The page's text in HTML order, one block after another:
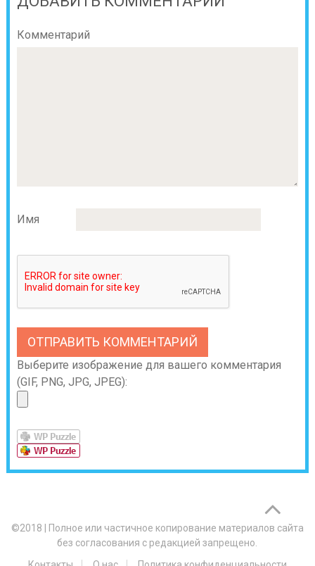
Комментарий
Имя
Выберите изображение для вашего комментария
(GIF, PNG, JPG, JPEG):
©2018
Полное или частичное копирование материалов сайта
без согласования с редакцией запрещено.